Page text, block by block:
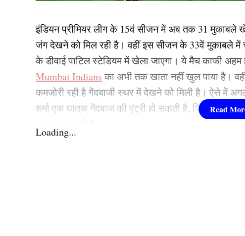
इंडियन प्रीमियर लीग के 15वं सीजन में अब तक 31 मुकाबले
जंग देखने को मिल रही है। वहीं इस सीजन के 33वें मुकाबले में
के डीवाई पाटिल स्टेडियम में खेला जाएगा। ये मैच काफी
Mumbai Indiansका अभी तक खाता नहीं खुल पाया है।
कमजोरी रही है गेंदबाजी स्थर में देखने को मिली है। ऐसे में
शर्मा एक घातक गेंदबाज की एंट्री हो सकती है, जिससे ये
Loading...